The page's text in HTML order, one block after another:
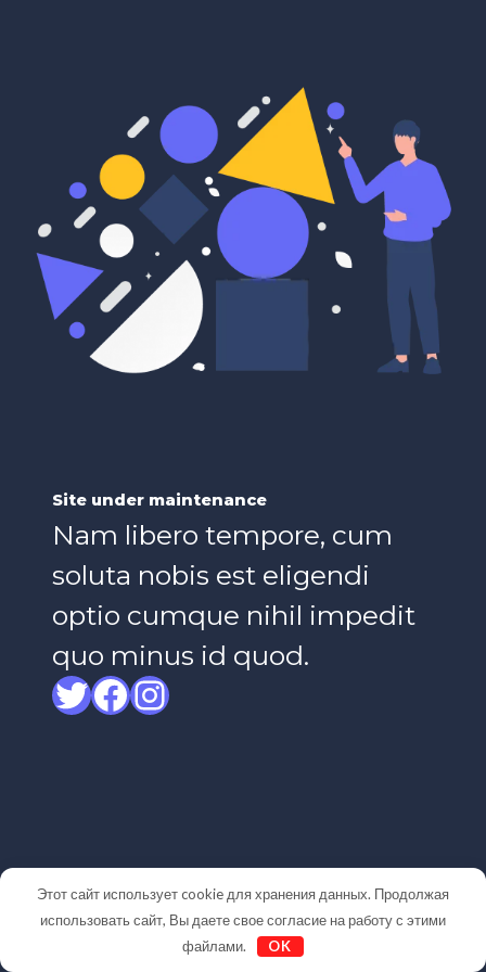
Site under maintenance
Nam libero tempore, cum
soluta nobis est eligendi
optio cumque nihil impedit
quo minus id quod.
Twitter
Facebook
Instagram
Этот сайт использует cookie для хранения данных. Продолжая
использовать сайт, Вы даете свое согласие на работу с этими
файлами.
OK